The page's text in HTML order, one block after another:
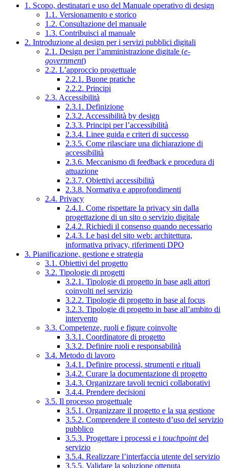
1. Scopo, destinatari e uso del Manuale operativo di design
1.1. Versionamento e storico
1.2. Consultazione del manuale
1.3. Contribuisci al manuale
2. Introduzione al design per i servizi pubblici digitali
2.1. Design per l’amministrazione digitale (e-
government)
2.2. L’approccio progettuale
2.2.1. Buone pratiche
2.2.2. Principi
2.3. Accessibilità
2.3.1. Definizione
2.3.2. Accessibilità by design
2.3.3. Principi per l’accessibilità
2.3.4. Linee guida e criteri di successo
2.3.5. Come rilasciare una dichiarazione di
accessibilità
2.3.6. Meccanismo di feedback e procedura di
attuazione
2.3.7. Obiettivi accessibilità
2.3.8. Normativa e approfondimenti
2.4. Privacy
2.4.1. Come rispettare la privacy sin dalla
progettazione di un sito o servizio digitale
2.4.2. Richiedi il consenso quando necessario
2.4.3. Le basi del sito web: architettura,
informativa privacy, riferimenti DPO
3. Pianificazione, gestione e strategia
3.1. Obiettivi del progetto
3.2. Tipologie di progetti
3.2.1. Tipologie di progetto in base agli attori
coinvolti nel servizio
3.2.2. Tipologie di progetto in base al focus
3.2.3. Tipologie di progetto in base all’ambito di
intervento
3.3. Competenze, ruoli e figure coinvolte
3.3.1. Coordinatore di progetto
3.3.2. Definire ruoli e responsabilità
3.4. Metodo di lavoro
3.4.1. Definire processi, strumenti e rituali
3.4.2. Curare la documentazione di progetto
3.4.3. Organizzare tavoli tecnici collaborativi
3.4.4. Prendere decisioni
3.5. Il processo progettuale
3.5.1. Organizzare il progetto e la sua gestione
3.5.2. Comprendere il contesto d’uso del servizio
pubblico
3.5.3. Progettare i processi e i touchpointdel
servizio
3.5.4. Realizzare l’interfaccia utente del servizio
3.5.5. Validare la soluzione ottenuta